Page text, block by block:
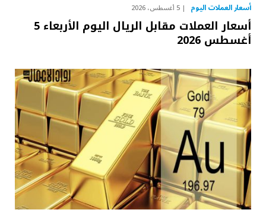
أسعار العملات اليوم 5 أغسطس، 2026
أسعار العملات مقابل الريال اليوم الأربعاء 5
أغسطس 2026